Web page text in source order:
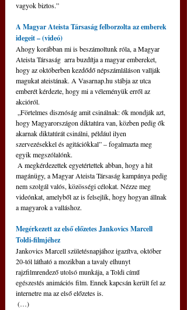
vagyok biztos.”
A Magyar Ateista Társaság felborzolta az emberek
idegeit – (videó)
Ahogy korábban mi is beszámoltunk róla, a Magyar
Ateista Társaság  arra buzdítja a magyar embereket,
hogy az októberben kezdődő népszámláláson vallják
magukat ateistának. A Vasarnap.hu stábja az utca
emberét kérdezte, hogy mi a véleményük erről az
akcióról.
hogy Magyarországon diktatúra van, közben pedig ők
akarnak diktatúrát csinálni, például ilyen
szervezésekkel és agitációkkal” – fogalmazta meg
egyik megszólalónk.
magánügy, a Magyar Ateista Társaság kampánya pedig
nem szolgál valós, közösségi célokat. Nézze meg
videónkat, amelyből az is felsejlik, hogy hogyan állnak
a magyarok a valláshoz.
Megérkezett az első előzetes Jankovics Marcell
Toldi-filmjéhez
Jankovics Marcell születésnapjához igazítva, október
20-tól látható a mozikban a tavaly elhunyt
rajzfilmrendező utolsó munkája, a Toldi című
egészestés animációs film. Ennek kapcsán került fel az
internetre ma az első előzetes is.
(…)